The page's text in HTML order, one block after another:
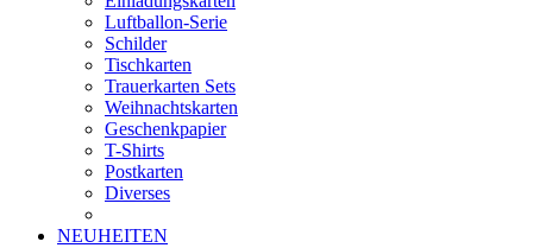
Luftballon-Serie
Schilder
Tischkarten
Trauerkarten Sets
Weihnachtskarten
Geschenkpapier
T-Shirts
Postkarten
Diverses
NEUHEITEN